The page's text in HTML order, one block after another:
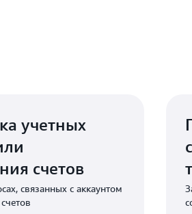
учетных
счетов
связанных с аккаунтом